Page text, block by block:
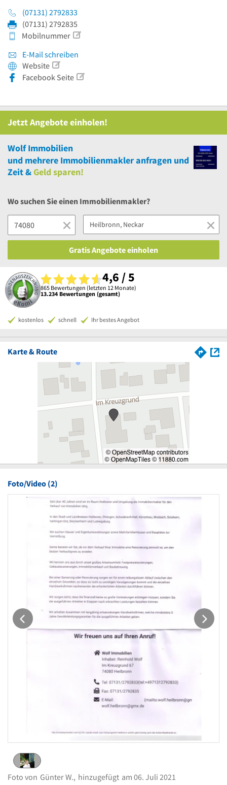
(07131) 2792833
(07131) 2792835
Mobilnummer
E-Mail schreiben
Website
Facebook Seite
Jetzt Angebote einholen!
Wolf Immobilien
und mehrere Immobilienmakler anfragen und
Zeit &Geld sparen!
Wo suchen Sie einen Immobilienmakler?
Gratis Angebote einholen
4,6 / 5
865 Bewertungen (letzten 12 Monate)
13.234 Bewertungen (gesamt)
kostenlos schnell Ihr bestes Angebot
Karte & Route
Foto/Video (2)
eingestellt von
Foto von Günter W., hinzugefügt am 06. Juli 2021